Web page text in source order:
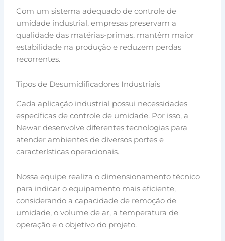
Com um sistema adequado de controle de
umidade industrial, empresas preservam a
qualidade das matérias-primas, mantêm maior
estabilidade na produção e reduzem perdas
recorrentes.
Tipos de Desumidificadores Industriais
Cada aplicação industrial possui necessidades
específicas de controle de umidade. Por isso, a
Newar desenvolve diferentes tecnologias para
atender ambientes de diversos portes e
características operacionais.
Nossa equipe realiza o dimensionamento técnico
para indicar o equipamento mais eficiente,
considerando a capacidade de remoção de
umidade, o volume de ar, a temperatura de
operação e o objetivo do projeto.